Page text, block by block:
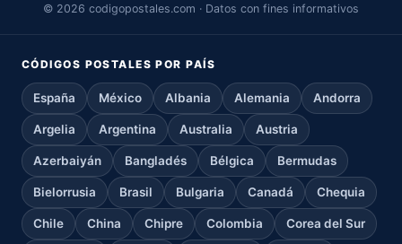
© 2026 codigopostales.com · Datos con fines informativos
CÓDIGOS POSTALES POR PAÍS
España México Albania Alemania Andorra
Argelia Argentina Australia Austria
Azerbaiyán Bangladés Bélgica Bermudas
Bielorrusia Brasil Bulgaria Canadá Chequia
Chile China Chipre Colombia Corea del Sur